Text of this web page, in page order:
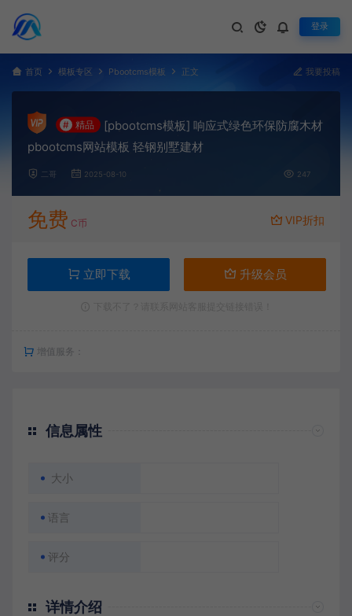
登录
首页 模板专区 Pbootcms模板 正文 我要投稿
# 精品
[pbootcms模板] 响应式绿色环保防腐木材
pbootcms网站模板 轻钢别墅建材
二哥 2025-08-10 247
免费 C币 VIP折扣
立即下载 升级会员
增值服务：
信息属性
大小
语言
评分
详情介绍